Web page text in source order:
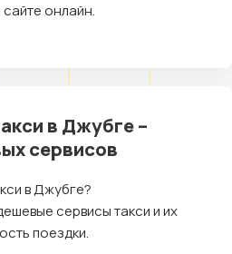
онлайн.
в Джубге –
сервисов
в Джубге?
сервисы такси и их
поездки.